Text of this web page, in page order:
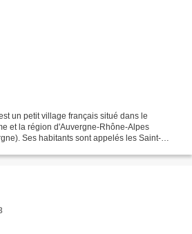
un petit village français situé dans le
et la région d'Auvergne-Rhône-Alpes
Ses habitants sont appelés les Saint-